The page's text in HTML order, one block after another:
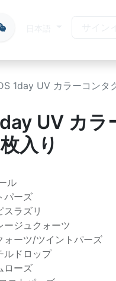
1day UV カラーコンタ
UV カラ
入り
ル
パーズ
ラズリ
ジュクォーツ
ォーツ/ツイントパーズ
ルドロップ
ローズ